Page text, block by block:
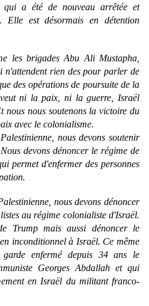
qui a été de nouveau arrêtée et
est désormais en détention
les brigades Abu Ali Mustapha,
n'attendent rien des pour parler de
des opérations de poursuite de la
ni la paix, ni la guerre, Israël
nous nous soutenons la victoire du
avec le colonialisme.
nous devons soutenir
devons dénoncer le régime de
permet d'enfermer des personnes
nous devons dénoncer
au régime colonialiste d'Israël.
Trump mais aussi dénoncer le
inconditionnel à Israël. Ce même
garde enfermé depuis 34 ans le
Georges Abdallah et qui
en Israël du militant franco-